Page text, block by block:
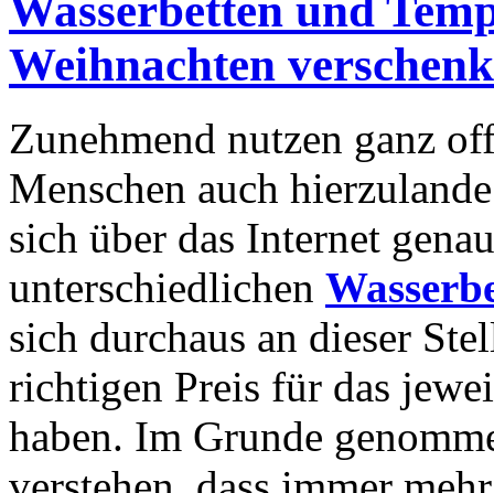
Weihnachten
Zunehmend nutzen ganz
Menschen auch
sich über das Internet
unterschiedlichen
sich durchaus an dieser
richtigen Preis für das
haben. Im Grunde